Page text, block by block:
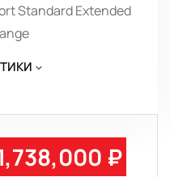
Standard Extended
₽